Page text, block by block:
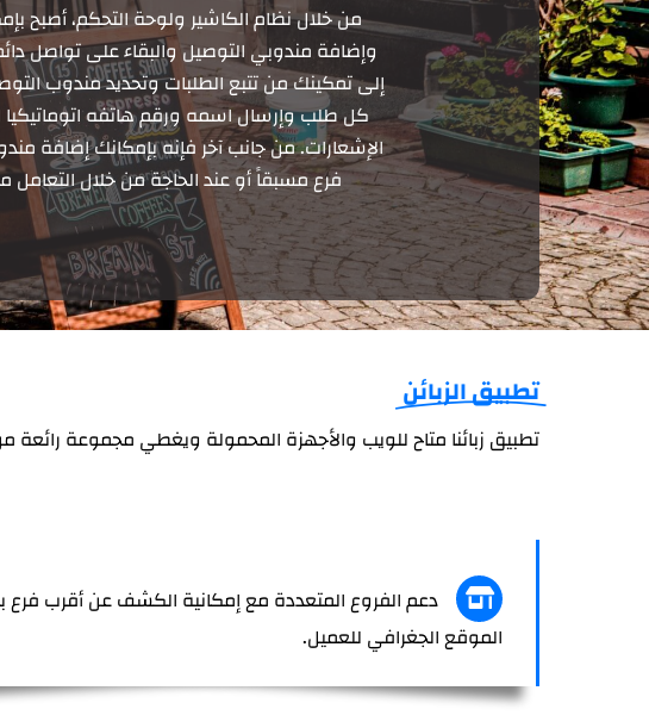
من خلال نظام الكاشير ولوحة التحكم، أصبح
وإضافة مندوبي التوصيل والبقاء على تواصل
إلى تمكينك من تتبع الطلبات وتحديد مندوب
كل طلب وإرسال اسمه ورقم هاتفه اتوماتيكيا
الإشعارات. من جانب آخر فإنه بإمكانك إضافة
فرع مسبقاً أو عند الحاجة من خلال
تطبيق الزبائن
تطبيق زبائنا متاح للويب والأجهزة المحمولة ويغطي مجموعة رائعة
دعم الفروع المتعددة مع إمكانية الكشف عن أقرب فرع
الموقع الجغرافي للعميل.